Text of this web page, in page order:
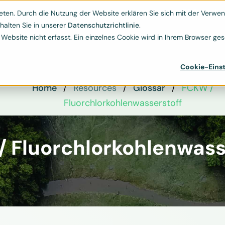
Durch die Nutzung der Website erklären Sie sich mit der
Sie in unserer Datenschutzrichtlinie.
nicht erfasst. Ein einzelnes Cookie wird in Ihrem Browser
Cookie-
 Über uns  Kontakt ESG-Hub
Home Resources Glossar
FCKW /
Fluorchlorkohlenwasserstoff